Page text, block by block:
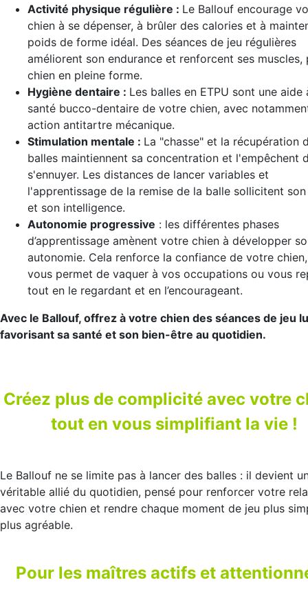
Activité physique régulière : Le Ballouf encourage
chien à se dépenser, à brûler des calories et à
poids de forme idéal. Des séances de jeu régulières
améliorent son endurance et renforcent ses muscles,
chien en pleine forme.
Hygiène dentaire : Les balles en ETPU sont une aide
santé bucco-dentaire de votre chien, avec
action antitartre mécanique.
Stimulation mentale : La "chasse" et la récupération
balles maintiennent sa concentration et l'empêchent
s'ennuyer. Les distances de lancer variables et
l'apprentissage de la remise de la balle sollicitent
et son intelligence.
Autonomie progressive : les différentes phases
d’apprentissage amènent votre chien à développer
autonomie. Cela renforce la confiance de votre
vous permet de vaquer à vos occupations ou vous
tout en le regardant et en l’encourageant.
Avec le Ballouf, offrez à votre chien des séances de jeu
favorisant sa santé et son bien-être au quotidien.
Créez plus de complicité avec votre
tout en vous simplifiant la vie !
Le Ballouf ne se limite pas à lancer des balles : il devient
véritable allié du quotidien, pensé pour renforcer votre
avec votre chien et rendre chaque moment de jeu plus
plus agréable.
Pour les maîtres actifs et